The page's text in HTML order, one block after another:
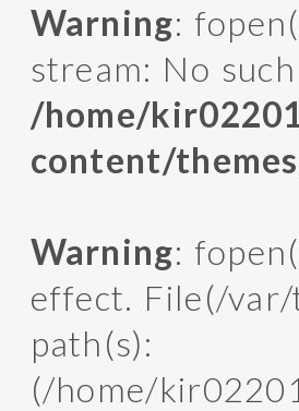
Warning:
stream: No
/home/
content/
Warning:
effect. File(/
path(s):
(/home/